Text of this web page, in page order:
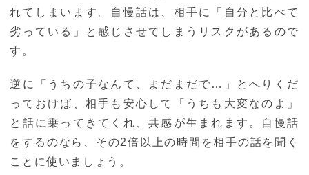
れてしまいます。自慢話は、相手に「自分と比べて
劣っている」と感じさせてしまうリスクがあるので
す。
逆に「うちの子なんて、まだまだで…」とへりくだ
っておけば、相手も安心して「うちも大変なのよ」
と話に乗ってきてくれ、共感が生まれます。自慢話
をするのなら、その2倍以上の時間を相手の話を聞く
ことに使いましょう。